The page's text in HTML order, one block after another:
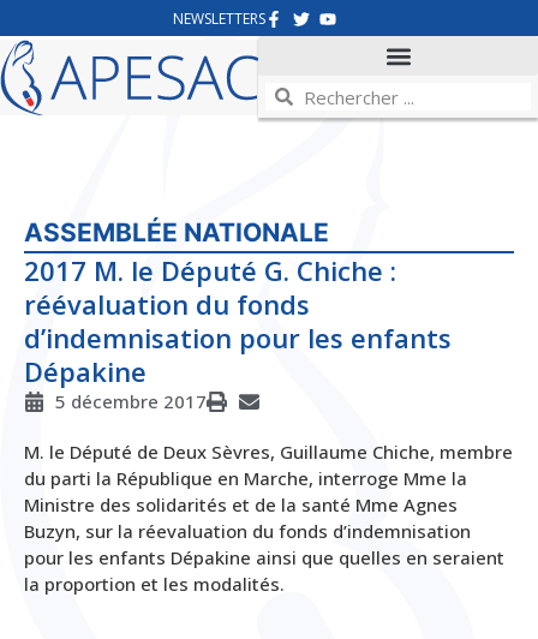
NEWSLETTERS
ASSEMBLÉE NATIONALE
2017 M. le Député G. Chiche :
réévaluation du fonds
d’indemnisation pour les enfants
Dépakine
5 décembre 2017
M. le Député de Deux Sèvres, Guillaume Chiche, membre
du parti la République en Marche, interroge Mme la
Ministre des solidarités et de la santé Mme Agnes
Buzyn, sur la réevaluation du fonds d’indemnisation
pour les enfants Dépakine ainsi que quelles en seraient
la proportion et les modalités.